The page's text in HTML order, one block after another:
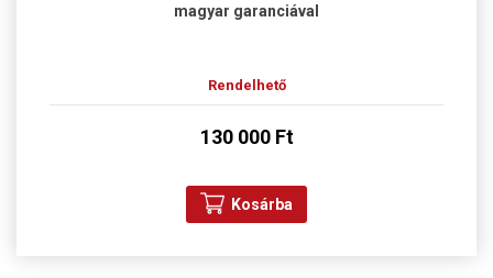
magyar garanciával
Rendelhető
130 000 Ft
Kosárba